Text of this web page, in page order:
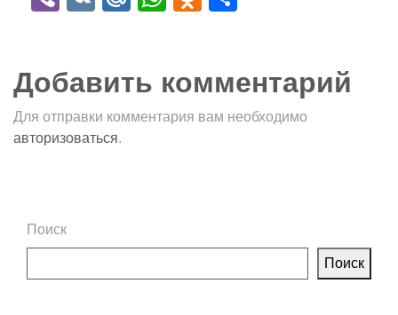
Добавить комментарий
Для отправки комментария вам необходимо
авторизоваться.
Поиск
Поиск